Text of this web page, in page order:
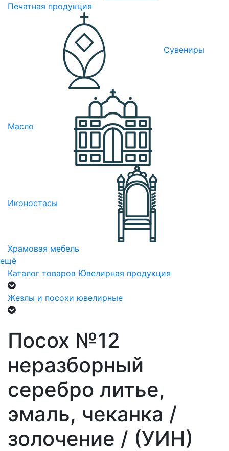
Печатная продукция
Сувениры
Масло
Иконостасы
Храмовая мебель
ещё
Каталог товаров Ювелирная продукция
Жезлы и посохи ювелирные
Посох №12
неразборный
серебро литье,
эмаль, чеканка /
золочение / (УИН)